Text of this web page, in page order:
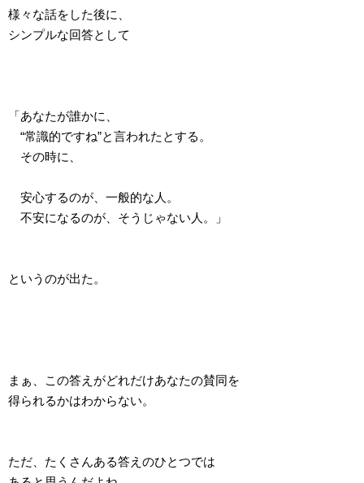
様々な話をした後に、
シンプルな回答として
「あなたが誰かに、
“常識的ですね”と言われたとする。
その時に、
安心するのが、一般的な人。
不安になるのが、そうじゃない人。」
というのが出た。
まぁ、この答えがどれだけあなたの賛同を
得られるかはわからない。
ただ、たくさんある答えのひとつでは